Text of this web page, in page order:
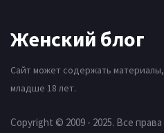
Женский блог
Сайт может содержать
младше 18 лет.
Copyright © 2009 - 2025. Все